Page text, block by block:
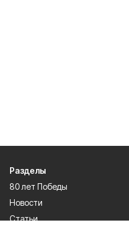
Разделы
80 лет Победы
Новости
Статьи